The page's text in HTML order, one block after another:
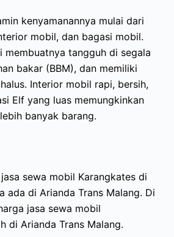
kenyamanannya mulai dari
mobil, dan bagasi mobil.
membuatnya tangguh di segala
bakar (BBM), dan memiliki
Interior mobil rapi, bersih,
Elf yang luas memungkinkan
banyak barang.
sewa mobil Karangkates di
ada di Arianda Trans Malang. Di
jasa sewa mobil
di Arianda Trans Malang.